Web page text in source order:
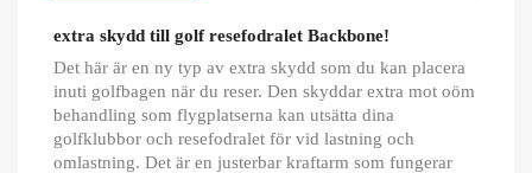
extra skydd till golf resefodralet Backbone!
Det här är en ny typ av extra skydd som du kan placera
inuti golfbagen när du reser. Den skyddar extra mot oöm
behandling som flygplatserna kan utsätta dina
golfklubbor och resefodralet för vid lastning och
omlastning. Det är en justerbar kraftarm som fungerar